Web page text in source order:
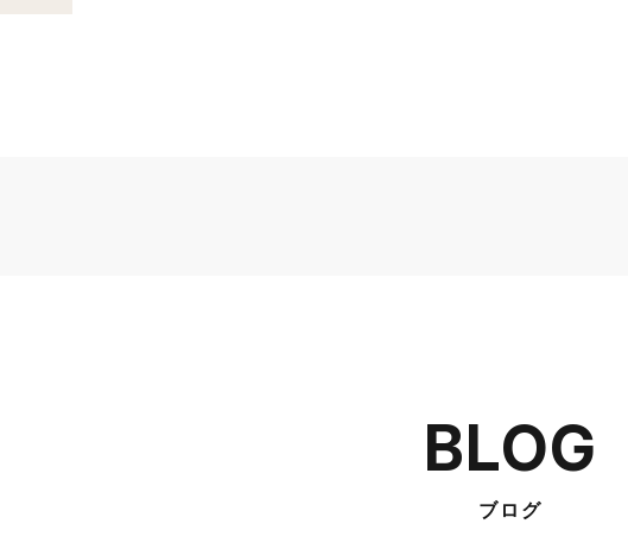
BLOG
ブログ